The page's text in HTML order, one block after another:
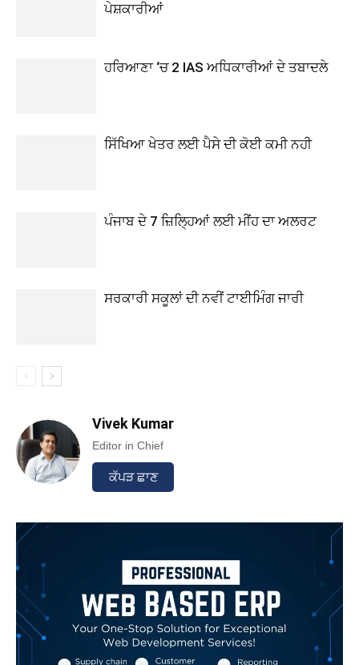
ਪੇਸ਼ਕਾਰੀਆਂ
ਹਰਿਆਣਾ ‘ਚ 2 IAS ਅਧਿਕਾਰੀਆਂ ਦੇ ਤਬਾਦਲੇ
ਸਿੱਖਿਆ ਖੇਤਰ ਲਈ ਪੈਸੇ ਦੀ ਕੋਈ ਕਮੀ ਨਹੀ
ਪੰਜਾਬ ਦੇ 7 ਜ਼ਿਲ੍ਹਿਆਂ ਲਈ ਮੀਂਹ ਦਾ ਅਲਰਟ
ਸਰਕਾਰੀ ਸਕੂਲਾਂ ਦੀ ਨਵੀਂ ਟਾਈਮਿੰਗ ਜਾਰੀ
Vivek Kumar
Editor in Chief
ਕੱਪੜ ਛਾਣ